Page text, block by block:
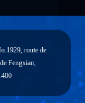
route de
Fengxian,